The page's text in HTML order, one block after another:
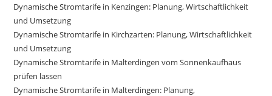
Dynamische Stromtarife in Kenzingen: Planung, Wirtschaftlichkeit
und Umsetzung
Dynamische Stromtarife in Kirchzarten: Planung, Wirtschaftlichkeit
und Umsetzung
Dynamische Stromtarife in Malterdingen vom Sonnenkaufhaus
prüfen lassen
Dynamische Stromtarife in Malterdingen: Planung,